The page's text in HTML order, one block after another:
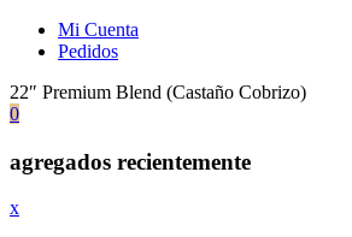
Mi Cuenta
Pedidos
22″ Premium Blend (Castaño Cobrizo)
0
agregados recientemente
x